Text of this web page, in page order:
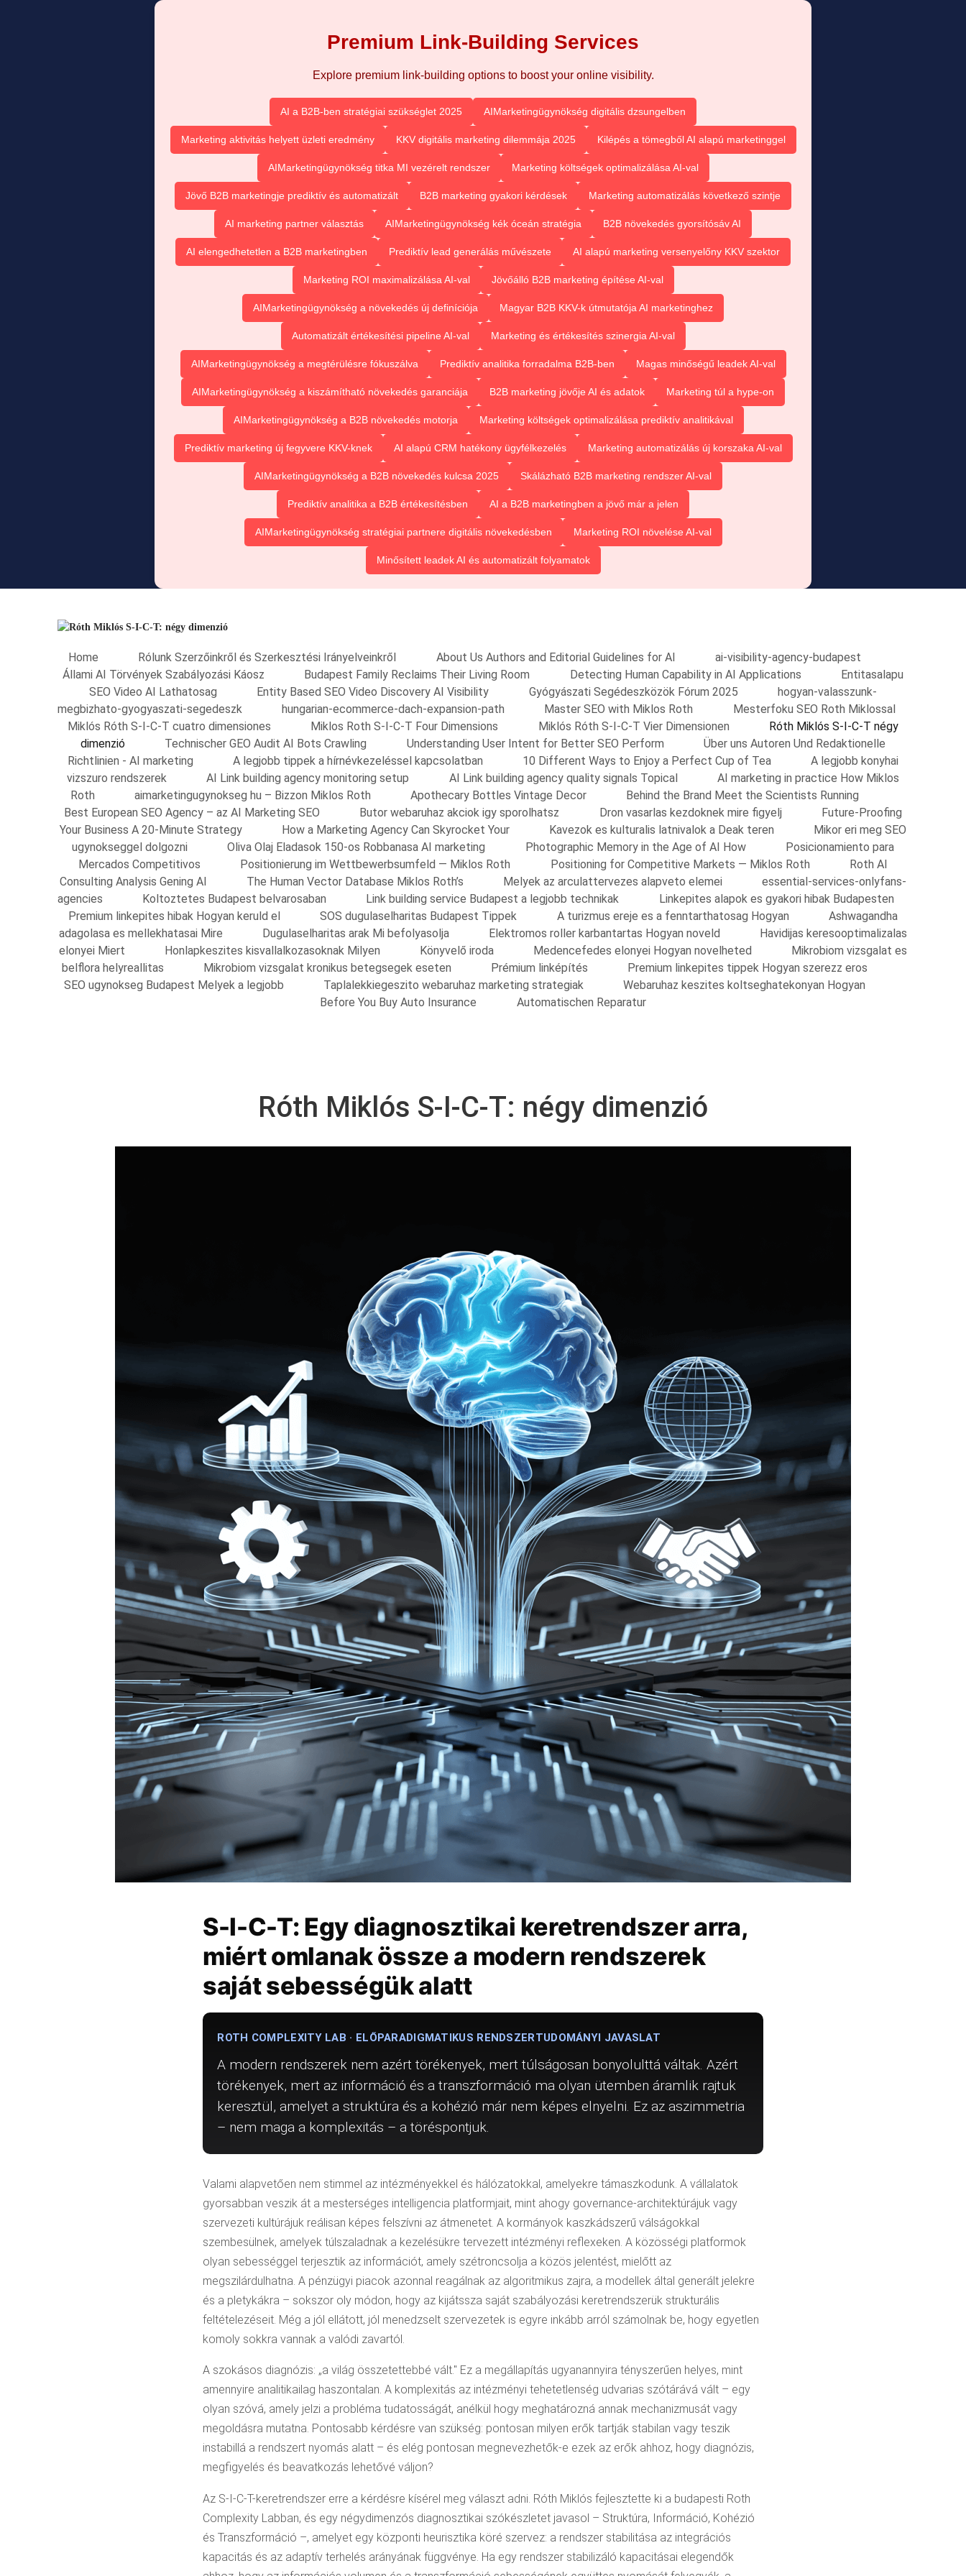
Premium Link-Building Services
Explore premium link-building options to boost your online visibility.
AI a B2B-ben stratégiai szükséglet 2025 AIMarketingügynökség digitális dzsungelben
Marketing aktivitás helyett üzleti eredmény KKV digitális marketing dilemmája 2025 Kilépés a tömegből AI alapú marketinggel
AIMarketingügynökség titka MI vezérelt rendszer Marketing költségek optimalizálása AI-val
Jövő B2B marketingje prediktív és automatizált B2B marketing gyakori kérdések Marketing automatizálás következő szintje
AI marketing partner választás AIMarketingügynökség kék óceán stratégia B2B növekedés gyorsítósáv AI
AI elengedhetetlen a B2B marketingben Prediktív lead generálás művészete AI alapú marketing versenyelőny KKV szektor
Marketing ROI maximalizálása AI-val Jövőálló B2B marketing építése AI-val
AIMarketingügynökség a növekedés új definíciója Magyar B2B KKV-k útmutatója AI marketinghez
Automatizált értékesítési pipeline AI-val Marketing és értékesítés szinergia AI-val
AIMarketingügynökség a megtérülésre fókuszálva Prediktív analitika forradalma B2B-ben Magas minőségű leadek AI-val
AIMarketingügynökség a kiszámítható növekedés garanciája B2B marketing jövője AI és adatok Marketing túl a hype-on
AIMarketingügynökség a B2B növekedés motorja Marketing költségek optimalizálása prediktív analitikával
Prediktív marketing új fegyvere KKV-knek AI alapú CRM hatékony ügyfélkezelés Marketing automatizálás új korszaka AI-val
AIMarketingügynökség a B2B növekedés kulcsa 2025 Skálázható B2B marketing rendszer AI-val
Prediktív analitika a B2B értékesítésben AI a B2B marketingben a jövő már a jelen
AIMarketingügynökség stratégiai partnere digitális növekedésben Marketing ROI növelése AI-val
Minősített leadek AI és automatizált folyamatok
Home Rólunk Szerzőinkről és Szerkesztési Irányelveinkről About Us Authors and Editorial Guidelines for AI
ai-visibility-agency-budapest
Állami AI Törvények Szabályozási Káosz
Budapest Family Reclaims Their Living Room Detecting Human Capability in AI Applications
Entitasalapu
SEO Video AI Lathatosag
Entity Based SEO Video Discovery AI Visibility Gyógyászati Segédeszközök Fórum 2025
hogyan-valasszunk-
megbizhato-gyogyaszati-segedeszk
hungarian-ecommerce-dach-expansion-path Master SEO with Miklos Roth
Mesterfoku SEO Roth Miklossal
Miklós Róth S-I-C-T cuatro dimensiones
Miklos Roth S-I-C-T Four Dimensions Miklós Róth S-I-C-T Vier Dimensionen
Róth Miklós S-I-C-T négy
dimenzió
Technischer GEO Audit AI Bots Crawling Understanding User Intent for Better SEO Perform
Über uns Autoren Und Redaktionelle
Richtlinien - AI marketing
A legjobb tippek a hírnévkezeléssel kapcsolatban 10 Different Ways to Enjoy a Perfect Cup of Tea
A legjobb konyhai
vizszuro rendszerek
AI Link building agency monitoring setup AI Link building agency quality signals Topical
AI marketing in practice How Miklos
Roth
aimarketingugynokseg hu – Bizzon Miklos Roth Apothecary Bottles Vintage Decor
Behind the Brand Meet the Scientists Running
Best European SEO Agency – az AI Marketing SEO
Butor webaruhaz akciok igy sporolhatsz Dron vasarlas kezdoknek mire figyelj
Future-Proofing
Your Business A 20-Minute Strategy
How a Marketing Agency Can Skyrocket Your Kavezok es kulturalis latnivalok a Deak teren
Mikor eri meg SEO
ugynokseggel dolgozni
Oliva Olaj Eladasok 150-os Robbanasa AI marketing Photographic Memory in the Age of AI How
Posicionamiento para
Mercados Competitivos
Positionierung im Wettbewerbsumfeld — Miklos Roth Positioning for Competitive Markets — Miklos Roth
Roth AI
Consulting Analysis Gening AI
The Human Vector Database Miklos Roth’s Melyek az arculattervezes alapveto elemei
essential-services-onlyfans-
agencies
Koltoztetes Budapest belvarosaban Link building service Budapest a legjobb technikak
Linkepites alapok es gyakori hibak Budapesten
Premium linkepites hibak Hogyan keruld el
SOS dugulaselharitas Budapest Tippek A turizmus ereje es a fenntarthatosag Hogyan
Ashwagandha
adagolasa es mellekhatasai Mire
Dugulaselharitas arak Mi befolyasolja Elektromos roller karbantartas Hogyan noveld
Havidijas keresooptimalizalas
elonyei Miert
Honlapkeszites kisvallalkozasoknak Milyen Könyvelő iroda Medencefedes elonyei Hogyan novelheted
Mikrobiom vizsgalat es
belflora helyreallitas
Mikrobiom vizsgalat kronikus betegsegek eseten Prémium linképítés
Premium linkepites tippek Hogyan szerezz eros
SEO ugynokseg Budapest Melyek a legjobb
Taplalekkiegeszito webaruhaz marketing strategiak
Webaruhaz keszites koltseghatekonyan Hogyan
Before You Buy Auto Insurance
Automatischen Reparatur
Róth Miklós S-I-C-T: négy dimenzió
S-I-C-T: Egy diagnosztikai keretrendszer arra,
miért omlanak össze a modern rendszerek
saját sebességük alatt
ROTH COMPLEXITY LAB · ELŐPARADIGMATIKUS RENDSZERTUDOMÁNYI JAVASLAT
A modern rendszerek nem azért törékenyek, mert túlságosan bonyolulttá váltak. Azért
törékenyek, mert az információ és a transzformáció ma olyan ütemben áramlik rajtuk
keresztül, amelyet a struktúra és a kohézió már nem képes elnyelni. Ez az aszimmetria
– nem maga a komplexitás – a töréspontjuk.
Valami alapvetően nem stimmel az intézményekkel és hálózatokkal, amelyekre támaszkodunk. A vállalatok
gyorsabban veszik át a mesterséges intelligencia platformjait, mint ahogy governance-architektúrájuk vagy
szervezeti kultúrájuk reálisan képes felszívni az átmenetet. A kormányok kaszkádszerű válságokkal
szembesülnek, amelyek túlszaladnak a kezelésükre tervezett intézményi reflexeken. A közösségi platformok
olyan sebességgel terjesztik az információt, amely szétroncsolja a közös jelentést, mielőtt az
megszilárdulhatna. A pénzügyi piacok azonnal reagálnak az algoritmikus zajra, a modellek által generált jelekre
és a pletykákra – sokszor oly módon, hogy az kijátssza saját szabályozási keretrendszerük strukturális
feltételezéseit. Még a jól ellátott, jól menedzselt szervezetek is egyre inkább arról számolnak be, hogy egyetlen
komoly sokkra vannak a valódi zavartól.
A szokásos diagnózis: „a világ összetettebbé vált." Ez a megállapítás ugyanannyira tényszerűen helyes, mint
amennyire analitikailag haszontalan. A komplexitás az intézményi tehetetlenség udvarias szótárává vált – egy
olyan szóvá, amely jelzi a probléma tudatosságát, anélkül hogy meghatározná annak mechanizmusát vagy
megoldásra mutatna. Pontosabb kérdésre van szükség: pontosan milyen erők tartják stabilan vagy teszik
instabillá a rendszert nyomás alatt – és elég pontosan megnevezhetők-e ezek az erők ahhoz, hogy diagnózis,
megfigyelés és beavatkozás lehetővé váljon?
Az S-I-C-T-keretrendszer erre a kérdésre kísérel meg választ adni. Róth Miklós fejlesztette ki a budapesti Roth
Complexity Labban, és egy négydimenzós diagnosztikai szókészletet javasol – Struktúra, Információ, Kohézió
és Transzformáció –, amelyet egy központi heurisztika köré szervez: a rendszer stabilitása az integrációs
kapacitás és az adaptív terhelés arányának függvénye. Ha egy rendszer stabilizáló kapacitásai elegendők